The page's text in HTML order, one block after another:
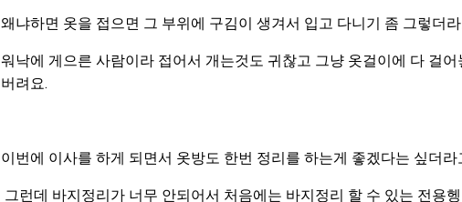
왜냐하면 옷을 접으면 그 부위에 구김이 생겨서 입고 다니기 좀 그렇더
워낙에 게으른 사람이라 접어서 개는것도 귀찮고 그냥 옷걸이에 다 걸
버려요.
이번에 이사를 하게 되면서 옷방도 한번 정리를 하는게 좋겠다는 싶더라
그런데 바지정리가 너무 안되어서 처음에는 바지정리 할 수 있는 전용